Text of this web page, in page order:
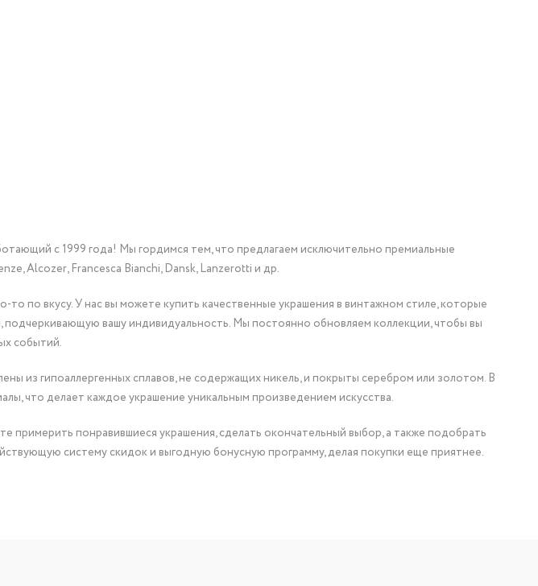
с 1999 года! Мы гордимся тем, что предлагаем исключительно премиальные
Alcozer, Francesca Bianchi, Dansk, Lanzerotti и др.
по вкусу. У нас вы можете купить качественные украшения в винтажном стиле, которые
вашу индивидуальность. Мы постоянно обновляем коллекции, чтобы вы
событий.
из гипоаллергенных сплавов, не содержащих никель, и покрыты серебром или золотом. В
что делает каждое украшение уникальным произведением искусства.
примерить понравившиеся украшения, сделать окончательный выбор, а также подобрать
систему скидок и выгодную бонусную программу, делая покупки еще приятнее.